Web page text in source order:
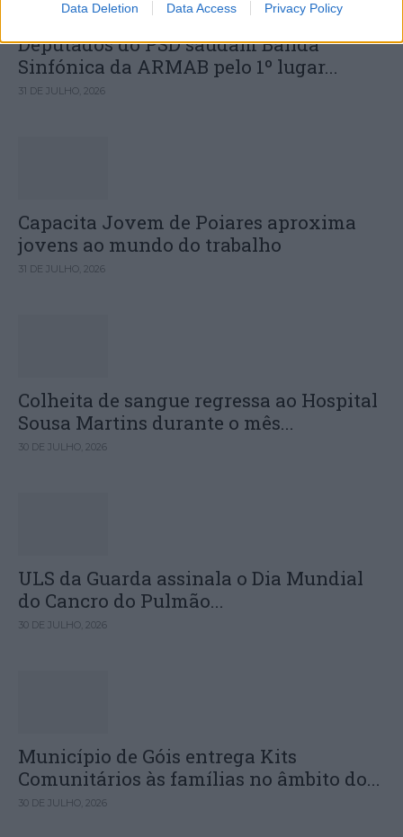
Data Deletion Data Access Privacy Policy
Deputados do PSD saúdam Banda
Sinfónica da ARMAB pelo 1º lugar...
31 DE JULHO, 2026
Capacita Jovem de Poiares aproxima
jovens ao mundo do trabalho
31 DE JULHO, 2026
Colheita de sangue regressa ao Hospital
Sousa Martins durante o mês...
30 DE JULHO, 2026
ULS da Guarda assinala o Dia Mundial
do Cancro do Pulmão...
30 DE JULHO, 2026
Município de Góis entrega Kits
Comunitários às famílias no âmbito do...
30 DE JULHO, 2026